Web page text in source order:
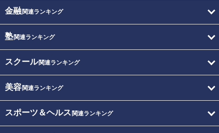
金融関連ランキング
塾関連ランキング
スクール関連ランキング
美容関連ランキング
スポーツ＆ヘルス 関連ランキング